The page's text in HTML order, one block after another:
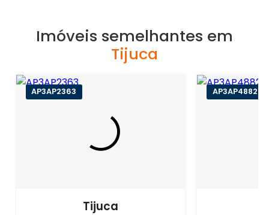
Imóveis semelhantes em
Tijuca
AP3AP2363
Tijuca
AP3AP48825